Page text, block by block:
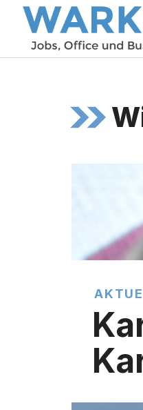
Zum
Inhalt
springen